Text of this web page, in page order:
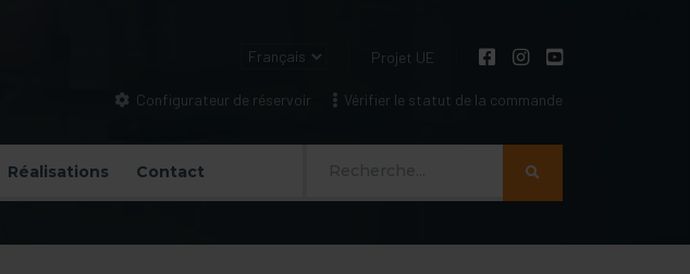
Projet UE
Configurateur de réservoir Vérifier le statut de la commande
Réalisations Contact